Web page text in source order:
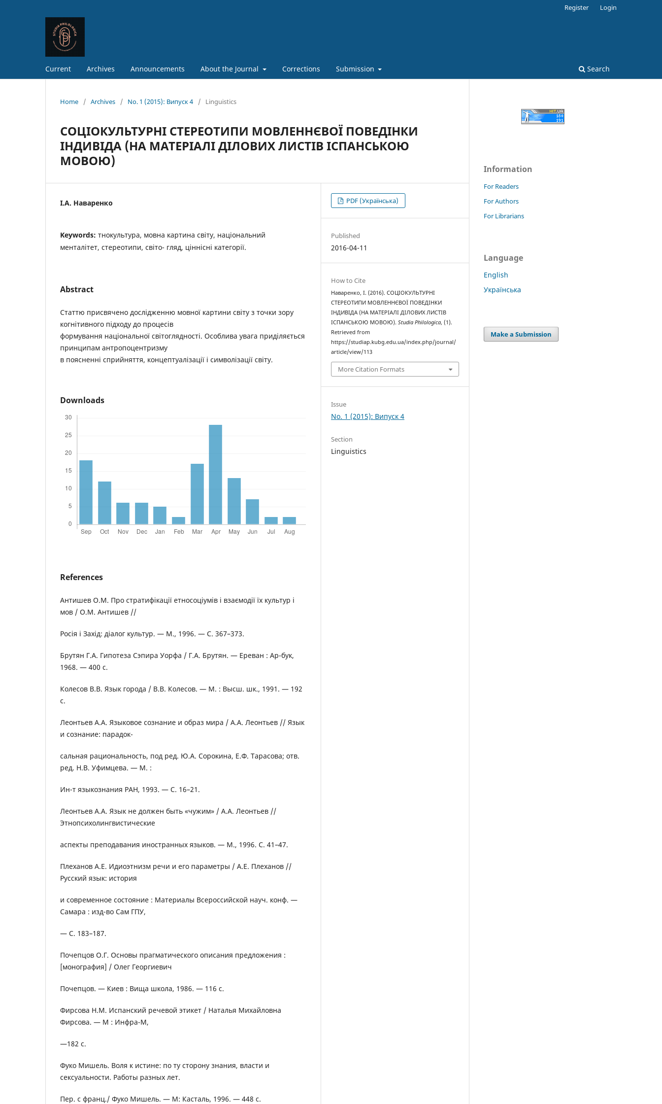
Current Archives Announcements About the Journal Corrections Submission Search
Register Login
Home / Archives / No. 1 (2015): Випуск 4 / Linguistics
СОЦІОКУЛЬТУРНІ СТЕРЕОТИПИ МОВЛЕННЄВОЇ ПОВЕДІНКИ
ІНДИВІДА (НА МАТЕРІАЛІ ДІЛОВИХ ЛИСТІВ ІСПАНСЬКОЮ
МОВОЮ)
І.А. Наваренко
Keywords: тнокультура, мовна картина світу, національний
менталітет, стереотипи, світо- гляд, ціннісні категорії.
Abstract
Статтю присвячено дослідженню мовної картини світу з точки зору
когнітивного підходу до процесів
формування національної світоглядності. Особлива увага приділяється
принципам антропоцентризму
в поясненні сприйняття, концептуалізації і символізації світу.
Downloads
References
Антишев О.М. Про стратифікації етносоціумів і взаємодії їх культур і
мов / О.М. Антишев //
Росія і Захід: діалог культур. — М., 1996. — С. 367–373.
Брутян Г.А. Гипотеза Сэпира Уорфа / Г.А. Брутян. — Ереван : Ар-бук,
1968. — 400 с.
Колесов B.B. Язык города / B.B. Колесов. — М. : Высш. шк., 1991. — 192
с.
Леонтьев A.A. Языковое сознание и образ мира / A.A. Леонтьев // Язык
и сознание: парадок-
сальная рациональность, под ред. Ю.А. Сорокина, Е.Ф. Тарасова; отв.
ред. Н.В. Уфимцева. — М. :
Ин-т языкознания РАН, 1993. — С. 16–21.
Леонтьев A.A. Язык не должен быть «чужим» / A.A. Леонтьев //
Этнопсихолингвистические
аспекты преподавания иностранных языков. — М., 1996. С. 41–47.
Плеханов А.Е. Идиоэтнизм речи и его параметры / А.Е. Плеханов //
Русский язык: история
и современное состояние : Материалы Всероссийской науч. конф. —
Самара : изд-во Сам ГПУ,
— С. 183–187.
Почепцов О.Г. Основы прагматического описания предложения :
[монография] / Олег Георгиевич
Почепцов. — Киев : Вища школа, 1986. — 116 с.
Фирсова Н.М. Испанский речевой этикет / Наталья Михайловна
Фирсова. — М : Инфра-М,
—182 с.
Фуко Мишель. Воля к истине: по ту сторону знания, власти и
сексуальности. Работы разных лет.
Пер. с франц./ Фуко Мишель. — М: Касталь, 1996. — 448 с.
PDF (Українська)
Published
2016-04-11
How to Cite
Наваренко, І. (2016). СОЦІОКУЛЬТУРНІ
СТЕРЕОТИПИ МОВЛЕННЄВОЇ ПОВЕДІНКИ
ІНДИВІДА (НА МАТЕРІАЛІ ДІЛОВИХ ЛИСТІВ
ІСПАНСЬКОЮ МОВОЮ).Studia Philologica, (1).
Retrieved from
https://studiap.kubg.edu.ua/index.php/journal/
article/view/113
More Citation Formats
Issue
No. 1 (2015): Випуск 4
Section
Linguistics
Information
For Readers
For Authors
For Librarians
Language
English
Українська
Make a Submission